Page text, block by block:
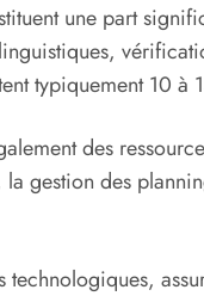
une part
typiquement 10 à
des
gestion des